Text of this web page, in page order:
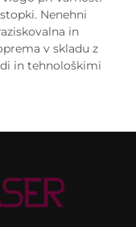
Nenehni
in
v skladu z
in tehnološkimi